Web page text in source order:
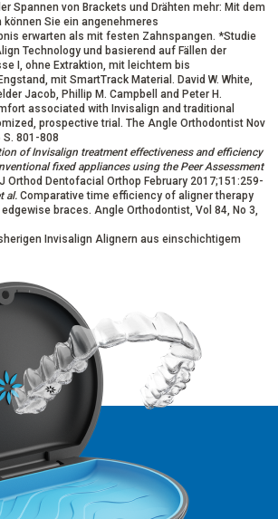
Spannen von Brackets und Drähten mehr: Mit dem
können Sie ein angenehmeres
erwarten als mit festen Zahnspangen. *Studie
Technology und basierend auf Fällen der
I, ohne Extraktion, mit leichtem bis
mit SmartTrack Material. David W. White,
Jacob, Phillip M. Campbell and Peter H.
associated with Invisalign and traditional
prospective trial. The Angle Orthodontist Nov
S. 801-808
of Invisalign treatment effectiveness and efficiency
fixed appliances using the Peer Assessment
Orthod Dentofacial Orthop February 2017;151:259-
al. Comparative time efficiency of aligner therapy
braces. Angle Orthodontist, Vol 84, No 3,
Invisalign Alignern aus einschichtigem